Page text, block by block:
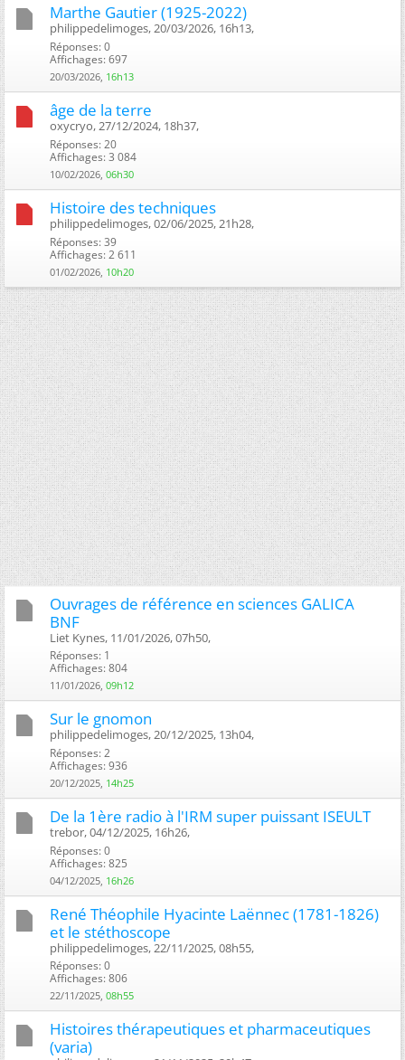
Marthe Gautier (1925-2022)
philippedelimoges, 20/03/2026, 16h13, ‎
Réponses: 0
Affichages: 697
20/03/2026, 16h13
ge de la terre
oxycryo, 27/12/2024, 18h37, ‎
Réponses: 20
Affichages: 3 084
10/02/2026, 06h30
Histoire des techniques
philippedelimoges, 02/06/2025, 21h28, ‎
Réponses: 39
Affichages: 2 611
01/02/2026, 10h20
Ouvrages de référence en sciences GALICA
BNF
Liet Kynes, 11/01/2026, 07h50, ‎
Réponses: 1
Affichages: 804
11/01/2026, 09h12
Sur le gnomon
philippedelimoges, 20/12/2025, 13h04, ‎
Réponses: 2
Affichages: 936
20/12/2025, 14h25
De la 1ère radio à l'IRM super puissant ISEULT
trebor, 04/12/2025, 16h26, ‎
Réponses: 0
Affichages: 825
04/12/2025, 16h26
René Théophile Hyacinte Laënnec (1781-1826)
et le stéthoscope
philippedelimoges, 22/11/2025, 08h55, ‎
Réponses: 0
Affichages: 806
22/11/2025, 08h55
Histoires thérapeutiques et pharmaceutiques
(varia)